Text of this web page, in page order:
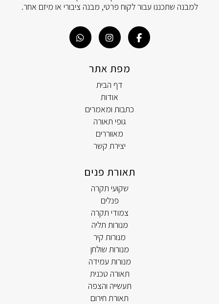
למבנה שתכננו עבור לקוח פרטי, מבנה ציבורי או מיזם אחר.
מפת אתר
דף הבית
אודות
כתבות ומאמרים
גופי תאורה
מאווררים
יצירת קשר
תאורת פנים
שקועי תקרה
פנלים
צמודי תקרה
מנורות תליה
מנורות קיר
מנורות שולחן
מנורות עמידה
תאורה טכנית
תעשייה והצפה
תאורת חירום